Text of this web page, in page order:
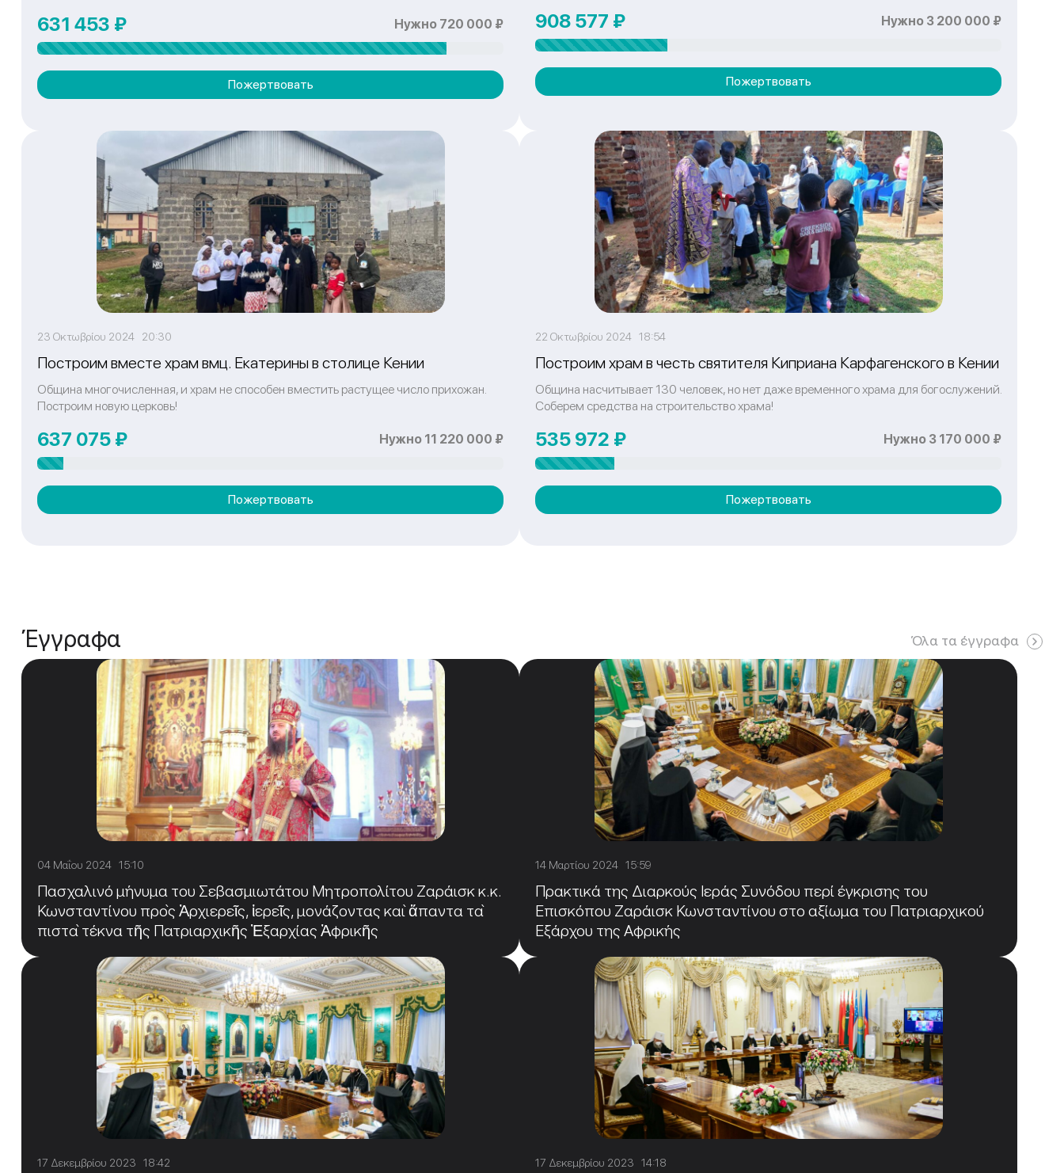
631 453 ₽ Нужно 720 000 ₽
Пожертвовать
908 577 ₽ Нужно 3 200 000 ₽
Пожертвовать
23 Οκτωβρίου 2024 20:30
Построим вместе храм вмц. Екатерины в столице Кении
Община многочисленная, и храм не способен вместить растущее число прихожан.
Построим новую церковь!
637 075 ₽ Нужно 11 220 000 ₽
Пожертвовать
22 Οκτωβρίου 2024 18:54
Построим храм в честь святителя Киприана Карфагенского в Кении
Община насчитывает 130 человек, но нет даже временного храма для богослужений.
Соберем средства на строительство храма!
535 972 ₽ Нужно 3 170 000 ₽
Пожертвовать
Έγγραφα Όλα τα έγγραφα
04 Μαΐου 2024 15:10
Πασχαλινό μήνυμα του Σεβασμιωτάτου Μητροπολίτου Ζαράισκ κ.κ.
Κωνσταντίνου πρὸς Ἀρχιερεῖς, ἱερεῖς, μονάζοντας καὶ ἅπαντα τὰ
πιστὰ τέκνα τῆς Πατριαρχικῆς Ἐξαρχίας Ἀφρικῆς
14 Μαρτίου 2024 15:59
Πρακτικά της Διαρκούς Ιεράς Συνόδου περί έγκρισης του
Επισκόπου Ζαράισκ Κωνσταντίνου στο αξίωμα του Πατριαρχικού
Εξάρχου της Αφρικής
17 Δεκεμβρίου 2023 18:42 17 Δεκεμβρίου 2023 14:18